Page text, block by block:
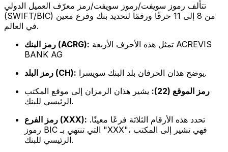
تتألف رموز سويفت/رموز سويفت/رمز معرّف العميل الدولي
(SWIFT/BIC) من 8 إلى 11 حرفًا ورقمًا لتحديد بنك وفرع معين
في العالم.
رمز البنك (ACRG):
BANK AG
رمز البلد (CH):
يوضح هذان الحرفان بلد البنك سويسرا.
رمز الموقع (22):
يشير هذان الرمزان إلى موقع المكتب
الرئيسي للبنك.
رمز الفرع (XXX):
رموز BIC التي تنتهي بـ "XXX"، فهي تشير إلى المكتب
الرئيسي للبنك.